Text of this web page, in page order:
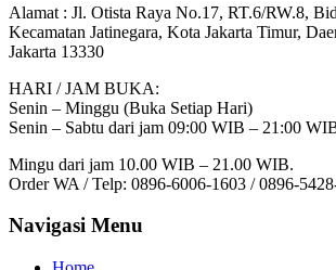
Alamat : Jl. Otista Raya No.17, RT.6/RW.8,
Kecamatan Jatinegara, Kota Jakarta Timur,
Jakarta 13330
HARI / JAM BUKA:
Senin – Minggu (Buka Setiap Hari)
Senin – Sabtu dari jam 09:00 WIB – 21:00
Mingu dari jam 10.00 WIB – 21.00 WIB.
Order WA / Telp: 0896-6006-1603 / 0896-
Navigasi Menu